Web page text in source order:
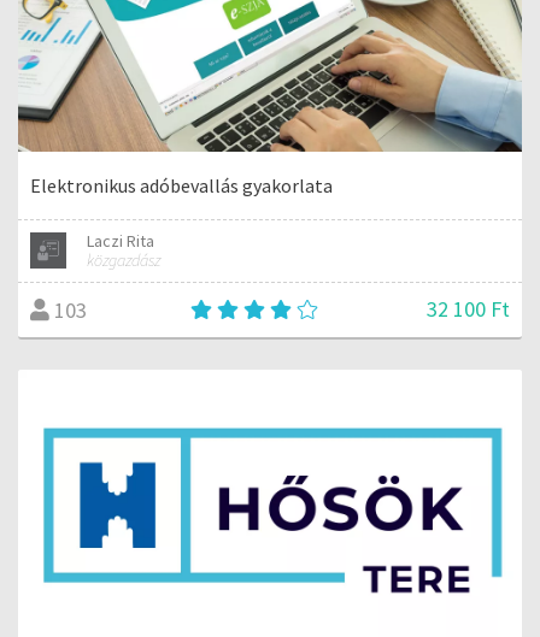
Elektronikus adóbevallás gyakorlata
Laczi Rita
közgazdász
103 32 100 Ft